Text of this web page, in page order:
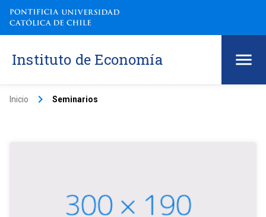
Instituto de Economía
Inicio keyboard_arrow_right Seminarios